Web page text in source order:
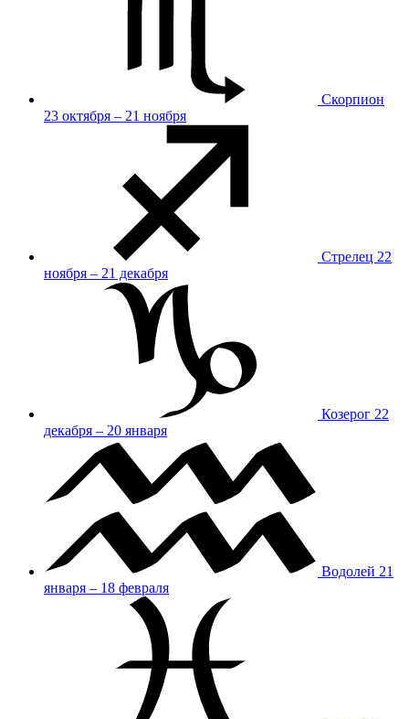
Скорпион
23 октября – 21 ноября
Стрелец 22
ноября – 21 декабря
Козерог 22
декабря – 20 января
Водолей 21
января – 18 февраля